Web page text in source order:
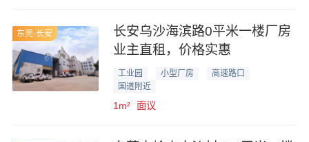
东莞-长安
长安乌沙海滨路0平米一楼厂房
业主直租，价格实惠
工业园 小型厂房
高速路口
国道附近
1m² 面议